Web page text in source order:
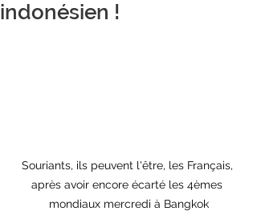
indonésien !
Souriants, ils peuvent l'être, les Français,
après avoir encore écarté les 4èmes
mondiaux mercredi à Bangkok